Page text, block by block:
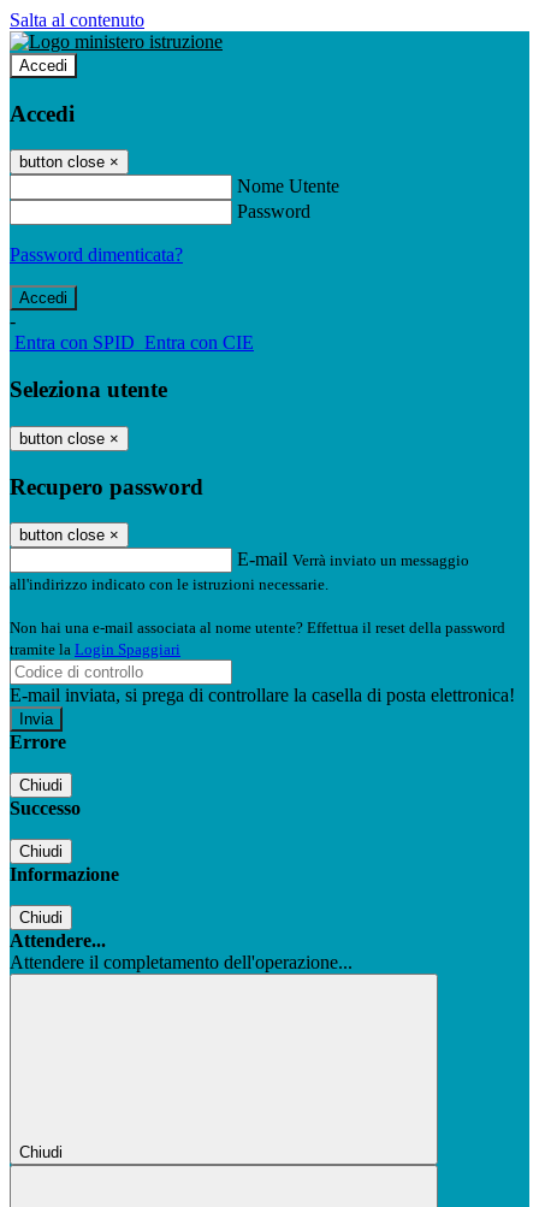
Salta al contenuto
Accedi
Accedi
button close ×
Nome Utente
Password
Password dimenticata?
-
Entra con SPID Entra con CIE
Seleziona utente
button close ×
Recupero password
button close ×
E-mail Verrà inviato un messaggio
all'indirizzo indicato con le istruzioni necessarie.
Non hai una e-mail associata al nome utente? Effettua il reset della password
tramite la Login Spaggiari
E-mail inviata, si prega di controllare la casella di posta elettronica!
Errore
Chiudi
Successo
Chiudi
Informazione
Chiudi
Attendere...
Attendere il completamento dell'operazione...
Chiudi